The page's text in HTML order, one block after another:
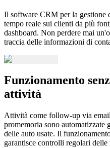
Il software CRM per la gestione
tempo reale sui clienti da più
dashboard. Non perdere mai
traccia delle informazioni di
Funzionamento
attività
Attività come follow-up via
promemoria sono automatizzate
delle auto usate. Il
garantisce controlli regolari